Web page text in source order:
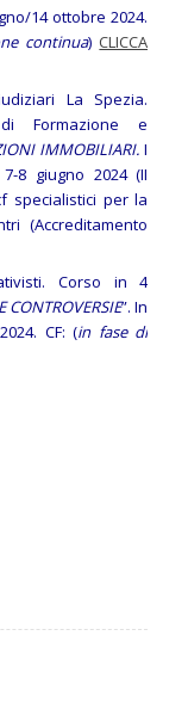
14 ottobre 2024.
continua) CLICCA
La Spezia.
di Formazione e
IMMOBILIARI.I
8 giugno 2024 (II
specialistici per la
(Accreditamento
Corso in 4
CONTROVERSIE”. In
CF: (in fase di